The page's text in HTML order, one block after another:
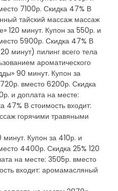
7100р. Скидка 47% В
тайский массаж массаж
120 минут. Купон за 550р. и
5900р. Скидка 47% В
минут) пилинг всего тела
ароматического
90 минут. Купон за
вместо 6200р. Скидка
и доплата на месте:
47% В стоимость входит:
горячими травяными
Купон за 410р. и
4400р. Скидка 25% 120
на месте: 3505р. вместо
входит: аромамасляный